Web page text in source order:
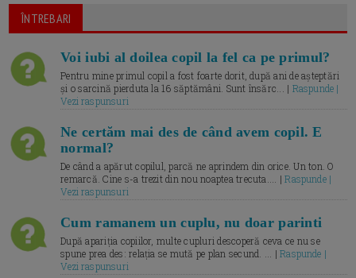
ÎNTREBARI
Voi iubi al doilea copil la fel ca pe primul?
Pentru mine primul copil a fost foarte dorit, după ani de așteptări
și o sarcină pierduta la 16 săptămâni. Sunt însărc... | Raspunde |
Vezi raspunsuri
Ne certăm mai des de când avem copil. E
normal?
De când a apărut copilul, parcă ne aprindem din orice. Un ton. O
remarcă. Cine s-a trezit din nou noaptea trecuta.... |Raspunde |
Vezi raspunsuri
Cum ramanem un cuplu, nu doar parinti
După apariția copiilor, multe cupluri descoperă ceva ce nu se
spune prea des: relația se mută pe plan secund. ... |Raspunde |
Vezi raspunsuri